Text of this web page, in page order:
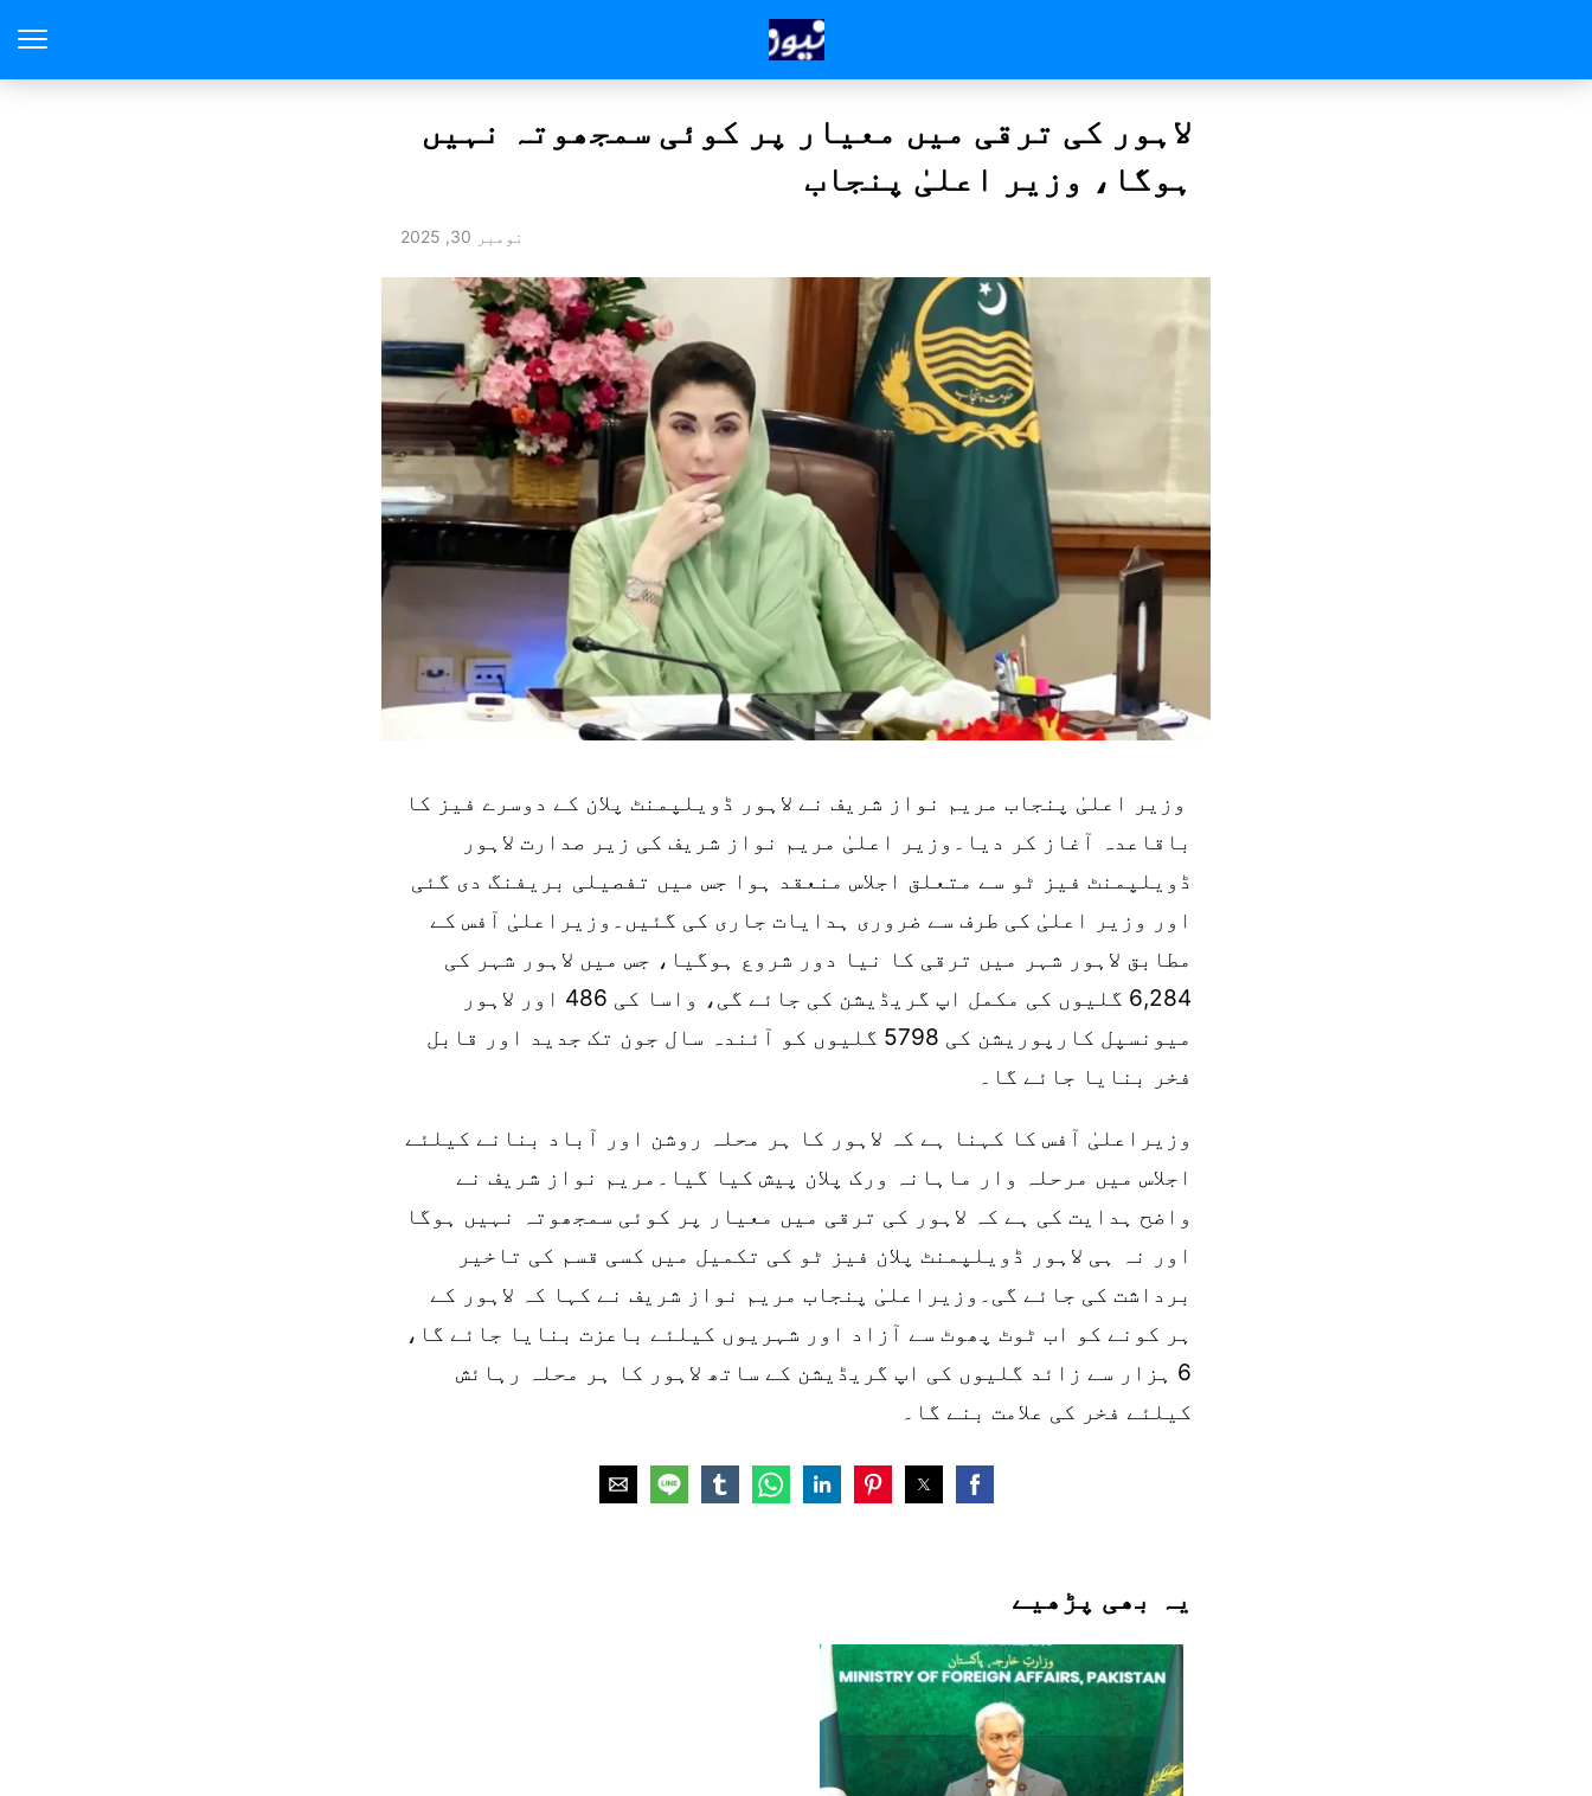
لاہور کی ترقی میں معیار پر کوئی سمجھوتہ نہیں
ہوگا، وزیر اعلیٰ پنجاب
نومبر 30, 2025
وزیر اعلیٰ پنجاب مریم نواز شریف نے لاہور ڈویلپمنٹ پلان کے دوسرے فیز کا
باقاعدہ آغاز کر دیا۔وزیر اعلیٰ مریم نواز شریف کی زیر صدارت لاہور
ڈویلپمنٹ فیز ٹو سے متعلق اجلاس منعقد ہوا جس میں تفصیلی بریفنگ دی گئی
اور وزیر اعلیٰ کی طرف سے ضروری ہدایات جاری کی گئیں۔وزیراعلیٰ آفس کے
مطابق لاہور شہر میں ترقی کا نیا دور شروع ہوگیا، جس میں لاہور شہر کی
6,284 گلیوں کی مکمل اپ گریڈیشن کی جائے گی، واسا کی 486 اور لاہور
میونسپل کارپوریشن کی 5798 گلیوں کو آئندہ سال جون تک جدید اور قابل
فخر بنایا جائے گا۔
وزیراعلیٰ آفس کا کہنا ہے کہ لاہور کا ہر محلہ روشن اور آباد بنانے کیلئے
اجلاس میں مرحلہ وار ماہانہ ورک پلان پیش کیا گیا۔مریم نواز شریف نے
واضح ہدایت کی ہے کہ لاہور کی ترقی میں معیار پر کوئی سمجھوتہ نہیں ہوگا
اور نہ ہی لاہور ڈویلپمنٹ پلان فیز ٹو کی تکمیل میں کسی قسم کی تاخیر
برداشت کی جائے گی۔وزیراعلیٰ پنجاب مریم نواز شریف نے کہا کہ لاہور کے
ہر کونے کو اب ٹوٹ پھوٹ سے آزاد اور شہریوں کیلئے باعزت بنایا جائے گا،
6 ہزار سے زائد گلیوں کی اپ گریڈیشن کے ساتھ لاہور کا ہر محلہ رہائش
کیلئے فخر کی علامت بنے گا۔
یہ بھی پڑھیے